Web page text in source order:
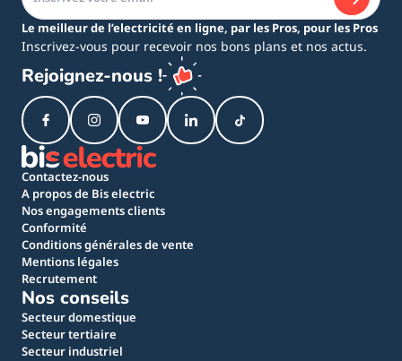
Le meilleur de l’electricité en ligne, par les Pros, pour les Pros
Inscrivez-vous pour recevoir nos bons plans et nos actus.
Rejoignez-nous !
Contactez-nous
A propos de Bis electric
Nos engagements clients
Conformité
Conditions générales de vente
Mentions légales
Recrutement
Nos conseils
Secteur domestique
Secteur tertiaire
Secteur industriel